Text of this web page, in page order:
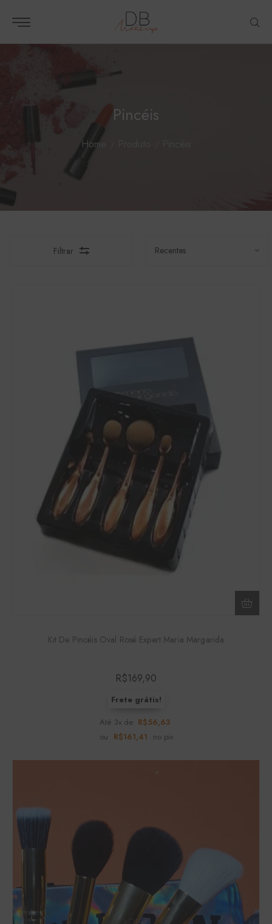
Pincéis
Home
Filtrar
Kit De Pincéis Oval Rosé Expert Maria Margarida
R$169,90
Frete grátis!
Até 3x de R$56,63
ou R$161,41 no pix